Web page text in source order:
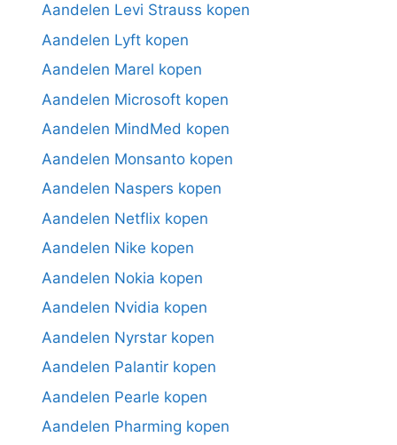
Aandelen Levi Strauss kopen
Aandelen Lyft kopen
Aandelen Marel kopen
Aandelen Microsoft kopen
Aandelen MindMed kopen
Aandelen Monsanto kopen
Aandelen Naspers kopen
Aandelen Netflix kopen
Aandelen Nike kopen
Aandelen Nokia kopen
Aandelen Nvidia kopen
Aandelen Nyrstar kopen
Aandelen Palantir kopen
Aandelen Pearle kopen
Aandelen Pharming kopen